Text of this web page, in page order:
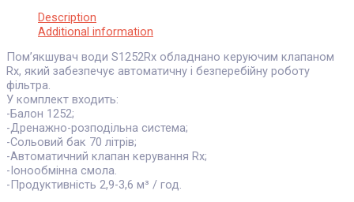
Description
Additional information
Пом’якшувач води S1252Rx обладнано керуючим клапаном
Rx, який забезпечує автоматичну і безперебійну роботу
фільтра.
У комплект входить:
-Балон 1252;
-Дренажно-розподільна система;
-Сольовий бак 70 літрів;
-Автоматичний клапан керування Rx;
-Іонообмінна смола.
-Продуктивність 2,9-3,6 м³ / год.